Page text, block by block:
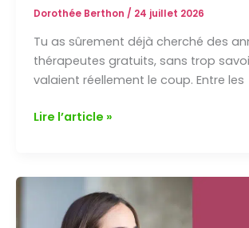
Dorothée Berthon / 24 juillet 2026
Tu as sûrement déjà cherché des
thérapeutes gratuits, sans trop
valaient réellement le coup. Entre les
Annuaires
gratuits
Lire l’article »